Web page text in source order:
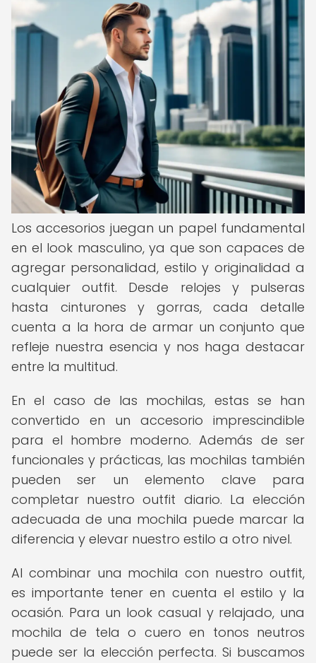
Los accesorios juegan un papel fundamental
en el look masculino, ya que son capaces de
agregar personalidad, estilo y originalidad a
cualquier outfit. Desde relojes y pulseras
hasta cinturones y gorras, cada detalle
cuenta a la hora de armar un conjunto que
refleje nuestra esencia y nos haga destacar
entre la multitud.
En el caso de las mochilas, estas se han
convertido en un accesorio imprescindible
para el hombre moderno. Además de ser
funcionales y prácticas, las mochilas también
pueden ser un elemento clave para
completar nuestro outfit diario. La elección
adecuada de una mochila puede marcar la
diferencia y elevar nuestro estilo a otro nivel.
Al combinar una mochila con nuestro outfit,
es importante tener en cuenta el estilo y la
ocasión. Para un look casual y relajado, una
mochila de tela o cuero en tonos neutros
puede ser la elección perfecta. Si buscamos